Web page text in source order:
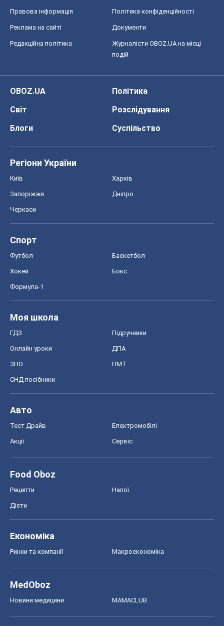
Правова інформація Політика конфіденційності
Реклама на сайті Документи
Редакційна політика
Журналісти OBOZ.UA на місці
подій
OBOZ.UA
Політика
Світ
Розслідування
Блоги
Суспільство
Регіони України
Київ Харків
Запоріжжя Дніпро
Черкаси
Спорт
Футбол Баскетбол
Хокей Бокс
Формула-1
Моя школа
ГДЗ Підручники
Онлайн уроки ДПА
ЗНО НМТ
СНД посібники
Авто
Тест Драйв Електромобілі
Акції Сервіс
Food Oboz
Рецепти Напої
Дієти
Економіка
Ринки та компанії Макроекономіка
MedOboz
Новини медицини MAMACLUB